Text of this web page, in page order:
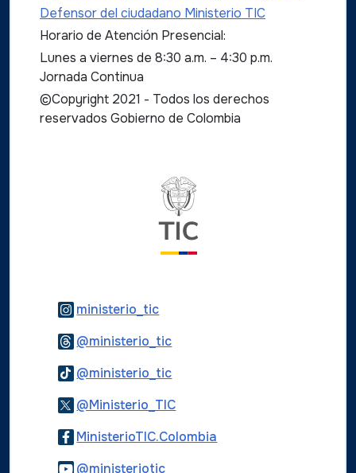
Defensor del ciudadano Ministerio TIC
Horario de Atención Presencial:
Lunes a viernes de 8:30 a.m. – 4:30 p.m.
Jornada Continua
©Copyright 2021 - Todos los derechos
reservados Gobierno de Colombia
ministerio_ticLogo Instagram
@ministerio_ticLogo Threads
@ministerio_ticLogo Tiktok
@Ministerio_TICLogo Twitter
MinisterioTIC.Colombia
@ministerioticLogo Youtube